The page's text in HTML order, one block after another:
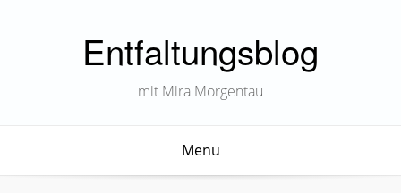
Entfaltungsblog
mit Mira Morgentau
Menu